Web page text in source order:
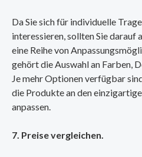
Da Sie sich für individuelle
interessieren, sollten Sie darauf
eine Reihe von
gehört die Auswahl an Farben,
Je mehr Optionen verfügbar
die Produkte an den
anpassen.
7. Preise vergleichen.